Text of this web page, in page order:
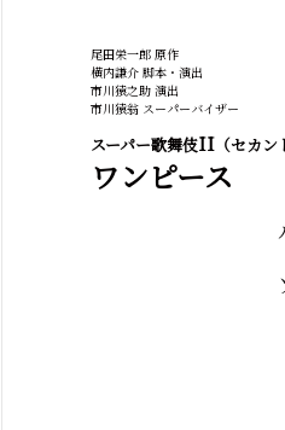
尾田栄一郎 原作
横内謙介 脚本・演出
市川猿之助 演出
市川猿翁 スーパーバイザー
スーパー歌舞伎II（セカン
ワンピース